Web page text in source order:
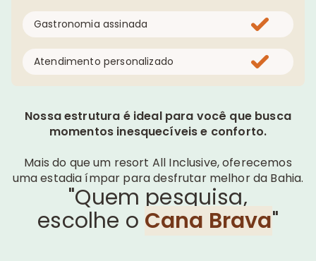
Gastronomia assinada
Atendimento personalizado
Nossa estrutura é ideal para você que busca
momentos inesquecíveis e conforto.
Mais do que um resort All Inclusive, oferecemos
uma estadia ímpar para desfrutar melhor da Bahia.
"Quem pesquisa,
escolhe o Cana Brava"